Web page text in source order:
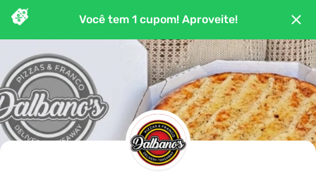
Você tem 1 cupom! Aproveite!